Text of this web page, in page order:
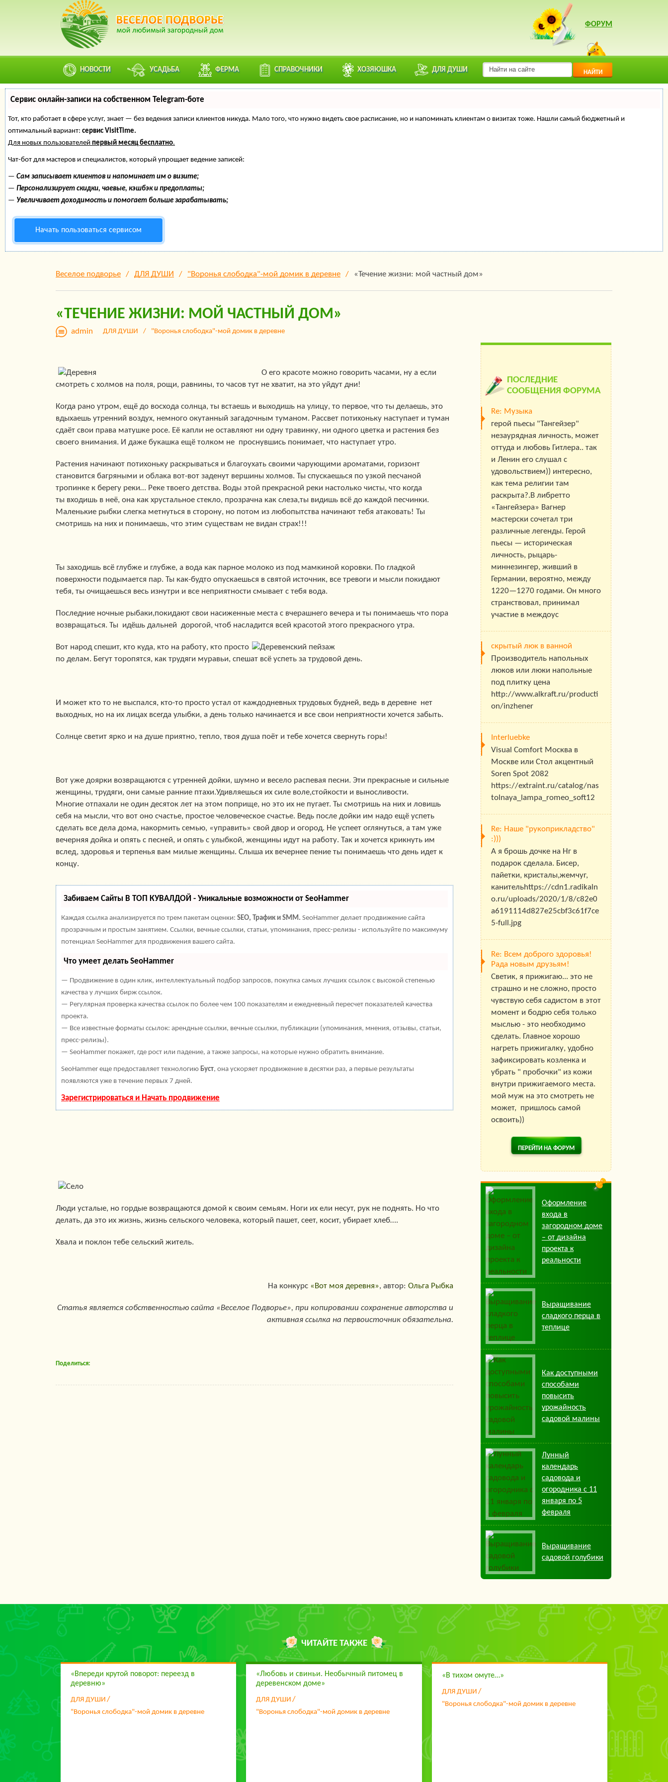
ФОРУМ
НОВОСТИ УСАДЬБА ФЕРМА СПРАВОЧНИКИ ХОЗЯЮШКА ДЛЯ ДУШИ НАЙТИ
Сервис онлайн-записи на собственном Telegram-боте
Тот, кто работает в сфере услуг, знает — без ведения записи клиентов никуда. Мало того, что нужно видеть свое расписание, но и напоминать клиентам о визитах тоже. Нашли самый бюджетный и
оптимальный вариант: сервис VisitTime.
Для новых пользователей первый месяц бесплатно.
Чат-бот для мастеров и специалистов, который упрощает ведение записей:
— Сам записывает клиентов и напоминает им о визите;
— Персонализирует скидки, чаевые, кэшбэк и предоплаты;
— Увеличивает доходимость и помогает больше зарабатывать;
Начать пользоваться сервисом
Веселое подворье ДЛЯ ДУШИ "Воронья слободка"-мой домик в деревне «Течение жизни: мой частный дом»
«ТЕЧЕНИЕ ЖИЗНИ: МОЙ ЧАСТНЫЙ ДОМ»
admin ДЛЯ ДУШИ "Воронья слободка"-мой домик в деревне
О его красоте можно говорить часами, ну а если
смотреть с холмов на поля, рощи, равнины, то часов тут не хватит, на это уйдут дни!
Когда рано утром, ещё до восхода солнца, ты встаешь и выходишь на улицу, то первое, что ты делаешь, это
вдыхаешь утренний воздух, немного окутанный загадочным туманом. Рассвет потихоньку наступает и туман
сдаёт свои права матушке росе. Её капли не оставляют ни одну травинку, ни одного цветка и растения без
своего внимания. И даже букашка ещё толком не проснувшись понимает, что наступает утро.
Растения начинают потихоньку раскрываться и благоухать своими чарующими ароматами, горизонт
становится багряными и облака вот-вот заденут вершины холмов. Ты спускаешься по узкой песчаной
тропинке к берегу реки… Реке твоего детства. Воды этой прекрасной реки настолько чисты, что когда
ты входишь в неё, она как хрустальное стекло, прозрачна как слеза,ты видишь всё до каждой песчинки.
Маленькие рыбки слегка метнуться в сторону, но потом из любопытства начинают тебя атаковать! Ты
смотришь на них и понимаешь, что этим существам не видан страх!!!
Ты заходишь всё глубже и глубже, а вода как парное молоко из под мамкиной коровки. По гладкой
поверхности подымается пар. Ты как-будто опускаешься в святой источник, все тревоги и мысли покидают
тебя, ты очищаешься весь изнутри и все неприятности смывает с тебя вода.
Последние ночные рыбаки,покидают свои насиженные места с вчерашнего вечера и ты понимаешь что пора
возвращаться. Ты идёшь дальней дорогой, чтоб насладится всей красотой этого прекрасного утра.
Вот народ спешит, кто куда, кто на работу, кто просто
по делам. Бегут торопятся, как трудяги муравьи, спешат всё успеть за трудовой день.
И может кто то не выспался, кто-то просто устал от каждодневных трудовых будней, ведь в деревне нет
выходных, но на их лицах всегда улыбки, а день только начинается и все свои неприятности хочется забыть.
Солнце светит ярко и на душе приятно, тепло, твоя душа поёт и тебе хочется свернуть горы!
Вот уже доярки возвращаются с утренней дойки, шумно и весело распевая песни. Эти прекрасные и сильные
женщины, трудяги, они самые ранние птахи.Удивляешься их силе воле,стойкости и выносливости.
Многие отпахали не один десяток лет на этом поприще, но это их не пугает. Ты смотришь на них и ловишь
себя на мысли, что вот оно счастье, простое человеческое счастье. Ведь после дойки им надо ещё успеть
сделать все дела дома, накормить семью, «управить» свой двор и огород. Не успеет оглянуться, а там уже
вечерняя дойка и опять с песней, и опять с улыбкой, женщины идут на работу. Так и хочется крикнуть им
вслед, здоровья и терпенья вам милые женщины. Слыша их вечернее пение ты понимаешь что день идет к
концу.
Забиваем Сайты В ТОП КУВАЛДОЙ - Уникальные возможности от SeoHammer
Каждая ссылка анализируется по трем пакетам оценки: SEO, Трафик и SMM. SeoHammer делает продвижение сайта
прозрачным и простым занятием. Ссылки, вечные ссылки, статьи, упоминания, пресс-релизы - используйте по максимуму
потенциал SeoHammer для продвижения вашего сайта.
Что умеет делать SeoHammer
— Продвижение в один клик, интеллектуальный подбор запросов, покупка самых лучших ссылок с высокой степенью
качества у лучших бирж ссылок.
— Регулярная проверка качества ссылок по более чем 100 показателям и ежедневный пересчет показателей качества
проекта.
— Все известные форматы ссылок: арендные ссылки, вечные ссылки, публикации (упоминания, мнения, отзывы, статьи,
пресс-релизы).
— SeoHammer покажет, где рост или падение, а также запросы, на которые нужно обратить внимание.
SeoHammer еще предоставляет технологию Буст, она ускоряет продвижение в десятки раз, а первые результаты
появляются уже в течение первых 7 дней.
Зарегистрироваться и Начать продвижение
Люди усталые, но гордые возвращаются домой к своим семьям. Ноги их ели несут, рук не поднять. Но что
делать, да это их жизнь, жизнь сельского человека, который пашет, сеет, косит, убирает хлеб….
Хвала и поклон тебе сельский житель.
На конкурс «Вот моя деревня», автор: Ольга Рыбка
Статья является собственностью сайта «Веселое Подворье», при копировании сохранение авторства и
активная ссылка на первоисточник обязательна.
Поделиться:
ПОСЛЕДНИЕ
СООБЩЕНИЯ ФОРУМА
Re: Музыка
герой пьесы "Тангейзер"
незаурядная личность, может
оттуда и любовь Гитлера.. так
и Ленин его слушал с
удовольствием)) интересно,
как тема религии там
раскрыта?.В либретто
«Тангейзера» Вагнер
мастерски сочетал три
различные легенды. Герой
пьесы — историческая
личность, рыцарь-
миннезингер, живший в
Германии, вероятно, между
1220—1270 годами. Он много
странствовал, принимал
участие в междоус
скрытый люк в ванной
Производитель напольных
люков или люки напольные
под плитку цена
http://www.alkraft.ru/producti
on/inzhener
Interluebke
Visual Comfort Москва в
Москве или Стол акцентный
Soren Spot 2082
https://extraint.ru/catalog/nas
tolnaya_lampa_romeo_soft12
Re: Наше "рукоприкладство"
:)))
А я брошь дочке на Нг в
подарок сделала. Бисер,
пайетки, кристалы,жемчуг,
канительhttps://cdn1.radikaln
o.ru/uploads/2020/1/8/c82e0
a6191114d827e25cbf3c61f7ce
5-full.jpg
Re: Всем доброго здоровья!
Рада новым друзьям!
Светик, я прижигаю... это не
страшно и не сложно, просто
чувствую себя садистом в этот
момент и бодрю себя только
мыслью - это необходимо
сделать. Главное хорошо
нагреть прижигалку, удобно
зафиксировать козленка и
убрать " пробочки" из кожи
внутри прижигаемого места.
мой муж на это смотреть не
может, пришлось самой
освоить))
ПЕРЕЙТИ НА ФОРУМ
Оформление
входа в
загородном доме
– от дизайна
проекта к
реальности
Выращивание
сладкого перца в
теплице
Как доступными
способами
повысить
урожайность
садовой малины
Лунный
календарь
садовода и
огородника с 11
января по 5
февраля
Выращивание
садовой голубики
ЧИТАЙТЕ ТАКЖЕ
«Впереди крутой поворот: переезд в
деревню»
ДЛЯ ДУШИ
"Воронья слободка"-мой домик в деревне
«Любовь и свиньи. Необычный питомец в
деревенском доме»
ДЛЯ ДУШИ
"Воронья слободка"-мой домик в деревне
«В тихом омуте…»
ДЛЯ ДУШИ
"Воронья слободка"-мой домик в деревне